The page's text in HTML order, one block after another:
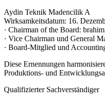
Aydin Teknik Madencilik A
Wirksamkeitsdatum: 16.
· Chairman of the Board:
· Vice Chairman und General
· Board-Mitglied und
Diese Ernennungen
Produktions- und
Qualifizierter Sachverständiger